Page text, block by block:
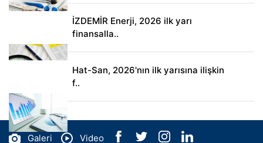
İZDEMİR Enerji, 2026 ilk yarı
finansalla..
Hat-San, 2026'nın ilk yarısına ilişkin
f..
Galeri Video